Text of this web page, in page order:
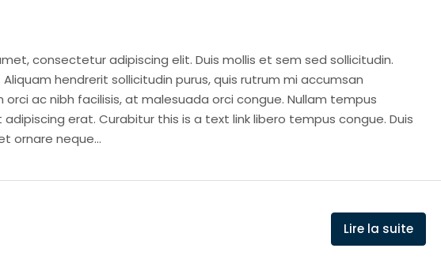
consectetur adipiscing elit. Duis mollis et sem sed sollicitudin.
hendrerit sollicitudin purus, quis rutrum mi accumsan
orci ac nibh facilisis, at malesuada orci congue. Nullam tempus
adipiscing erat. Curabitur this is a text link libero tempus congue. Duis
ornare neque...
Lire la suite